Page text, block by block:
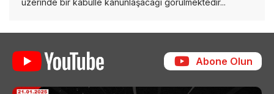
üzerinde bir kabulle kanunlaşacağı görülmektedir...
Abone Olun